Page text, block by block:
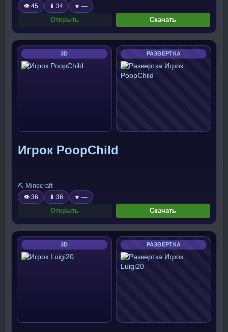
👁 45 ⬇ 34 ★ —
Открыть Скачать
3D РАЗВЕРТКА
Игрок PoopChild
⛏️ Minecraft
👁 36 ⬇ 36 ★ —
Открыть Скачать
3D РАЗВЕРТКА